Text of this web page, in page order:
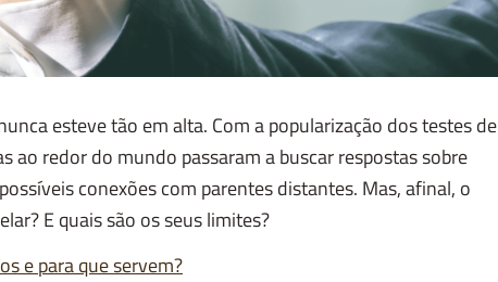
esteve tão em alta. Com a popularização dos testes de
ao redor do mundo passaram a buscar respostas sobre
conexões com parentes distantes. Mas, afinal, o
E quais são os seus limites?
e para que servem?